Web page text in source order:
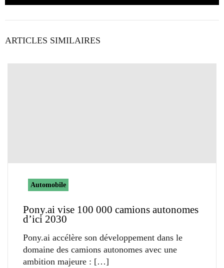
ARTICLES SIMILAIRES
Automobile
Pony.ai vise 100 000 camions autonomes
d’ici 2030
Pony.ai accélère son développement dans le
domaine des camions autonomes avec une
ambition majeure :